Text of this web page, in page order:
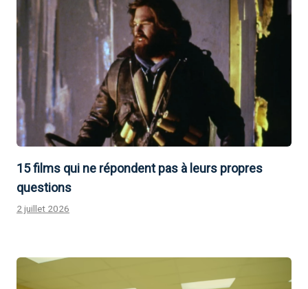
15 films qui ne répondent pas à leurs propres
questions
2 juillet 2026